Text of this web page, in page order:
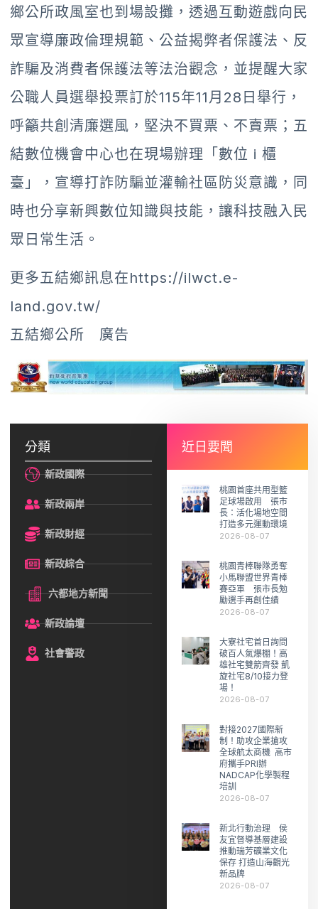
鄉公所政風室也到場設攤，透過互動遊戲向民
眾宣導廉政倫理規範、公益揭弊者保護法、反
詐騙及消費者保護法等法治觀念，並提醒大家
公職人員選舉投票訂於115年11月28日舉行，
呼籲共創清廉選風，堅決不買票、不賣票；五
結數位機會中心也在現場辦理「數位 i 櫃
臺」，宣導打詐防騙並灌輸社區防災意識，同
時也分享新興數位知識與技能，讓科技融入民
眾日常生活。
更多五結鄉訊息在https://ilwct.e-
land.gov.tw/
五結鄉公所 廣告
分類
新政國際
新政兩岸
新政財經
新政綜合
六都地方新聞
新政論壇
社會警政
近日要聞
桃園首座共用型籃
足球場啟用 張市
長：活化場地空間
打造多元運動環境
2026-08-07
桃園青棒聯隊勇奪
小馬聯盟世界青棒
賽亞軍 張市長勉
勵選手再創佳績
2026-08-07
大寮社宅首日詢問
破百人氣爆棚！高
雄社宅雙箭齊發 凱
旋社宅8/10接力登
場！
2026-08-07
對接2027國際新
制！助攻企業搶攻
全球航太商機 高市
府攜手PRI辦
NADCAP化學製程
培訓
2026-08-07
新北行動治理 侯
友宜督導基層建設
推動瑞芳礦業文化
保存 打造山海觀光
新品牌
2026-08-07